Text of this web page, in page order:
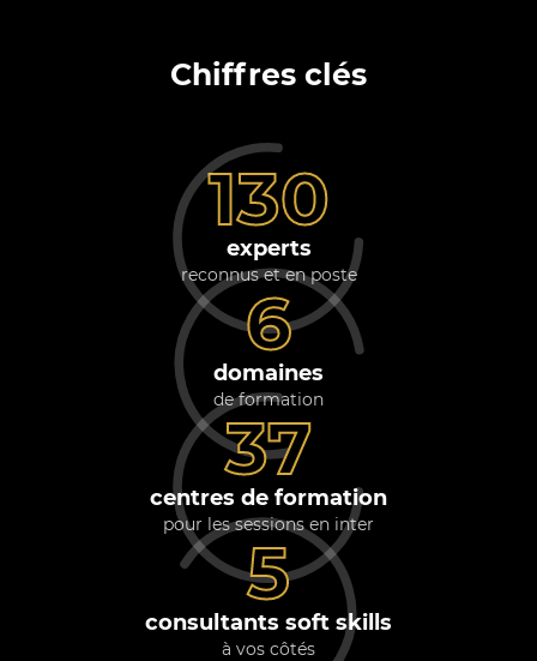
Chiffres clés
130
experts
reconnus et en poste
6
domaines
de formation
37
centres de formation
pour les sessions en inter
5
consultants soft skills
à vos côtés